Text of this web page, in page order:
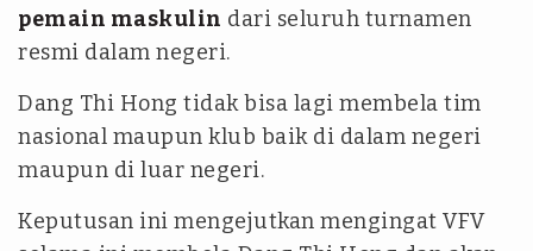
pemain maskulin dari seluruh turnamen
resmi dalam negeri.
Dang Thi Hong tidak bisa lagi membela tim
nasional maupun klub baik di dalam negeri
maupun di luar negeri.
Keputusan ini mengejutkan mengingat VFV